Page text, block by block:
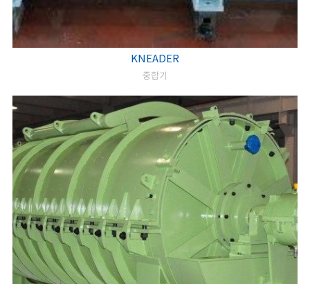
KNEADER
중합기